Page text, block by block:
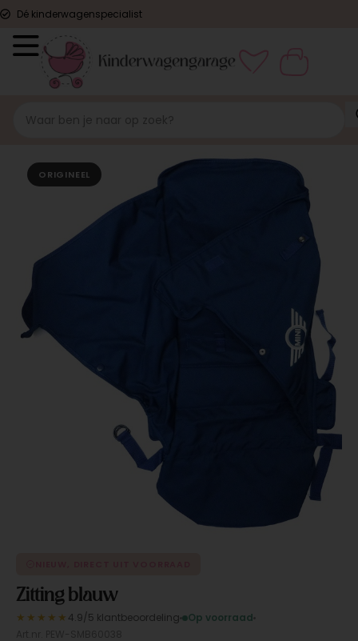
Dé kinderwagenspecialist
ORIGINEEL
Zitting blauw
★★★★★ 4.9/5 klantbeoordeling
Op voorraad